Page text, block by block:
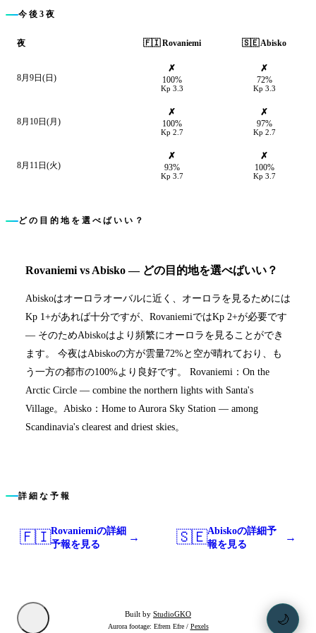
今後3夜
夜 🇫🇮 Rovaniemi 🇸🇪 Abisko
8月9日(日)
✗
100%
Kp 3.3
✗
72%
Kp 3.3
8月10日(月)
✗
100%
Kp 2.7
✗
97%
Kp 2.7
8月11日(火)
✗
93%
Kp 3.7
✗
100%
Kp 3.7
どの目的地を選べばいい？
RovaniemivsAbisko— どの目的地を選べばいい？
Abiskoはオーロラオーバルに近く、オーロラを見るためには
Kp 1+があれば十分ですが、RovaniemiではKp 2+が必要です
— そのためAbiskoはより頻繁にオーロラを見ることができ
ます。 今夜はAbiskoの方が雲量72%と空が晴れており、も
う一方の都市の100%より良好です。 Rovaniemi：On the
Arctic Circle — combine the northern lights with Santa's
Village。Abisko：Home to Aurora Sky Station — among
Scandinavia's clearest and driest skies。
詳細な予報
🇫🇮Rovaniemiの詳細
予報を見る
→ 🇸🇪Abiskoの詳細予
報を見る
→
Built by StudioGKO
Aurora footage: Efrem Efre / Pexels 🌙